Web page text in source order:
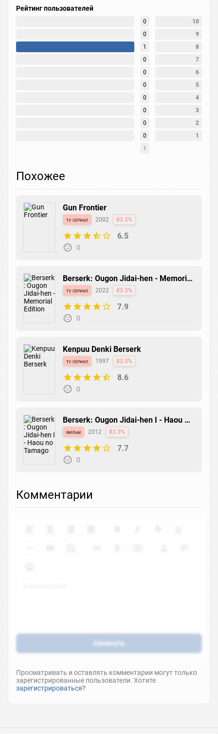
Рейтинг пользователей
0
10
0
9
1
8
0
7
0
6
0
5
0
4
0
3
0
2
0
1
1
Похожее
Gun Frontier
tv сериал 2002 83.3%
6.5
0
Berserk: Ougon Jidai-hen - Memorial
Edition
tv сериал 2022 83.3%
7.9
0
Kenpuu Denki Berserk
tv сериал 1997 83.3%
8.6
0
Berserk: Ougon Jidai-hen I - Haou no
Tamago
фильм 2012 83.3%
7.7
0
Комментарии
Написать
Просматривать и оставлять комментарии могут только
зарегистрированные пользователи. Хотите
зарегистрироваться?